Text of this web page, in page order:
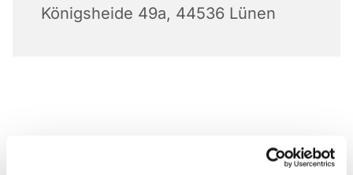
Königsheide 49a, 44536 Lünen